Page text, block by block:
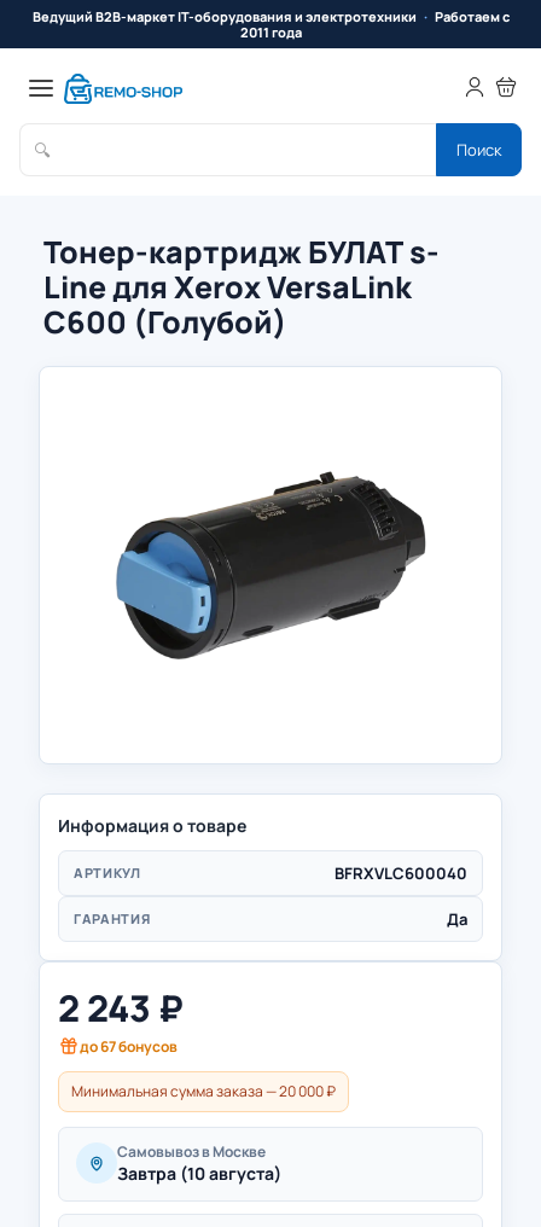
Ведущий B2B-маркет IT-оборудования и электротехники
Работаем с
2011 года
🔍 Поиск
Тонер-картридж БУЛАТ s-
Line для Xerox VersaLink
C600 (Голубой)
Информация о товаре
АРТИКУЛ BFRXVLC600040
ГАРАНТИЯ Да
2 243 ₽
до67бонусов
Минимальная сумма заказа — 20 000 ₽
Самовывоз в Москве
Завтра (10 августа)